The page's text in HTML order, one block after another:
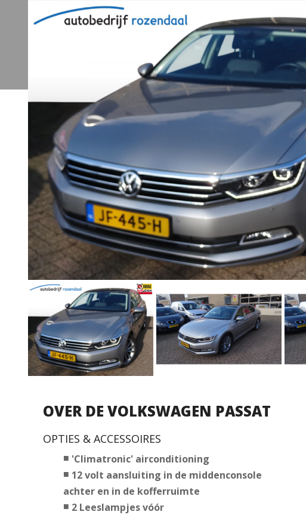
OVER DE VOLKSWAGEN PASSAT
OPTIES & ACCESSOIRES
'Climatronic' airconditioning
12 volt aansluiting in de middenconsole
achter en in de kofferruimte
2 Leeslampjes vóór